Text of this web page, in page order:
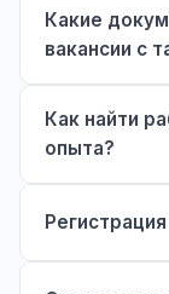
Какие
вакансии с
Как найти
опыта?